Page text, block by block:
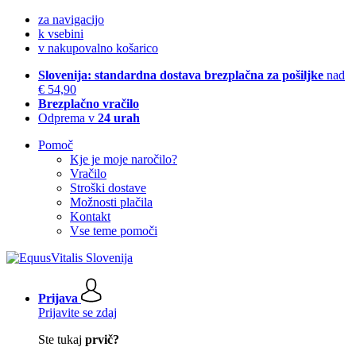
za navigacijo
k vsebini
v nakupovalno košarico
Slovenija: standardna dostava brezplačna za pošiljke nad
€ 54,90
Brezplačno vračilo
Odprema v 24 urah
Pomoč
Kje je moje naročilo?
Vračilo
Stroški dostave
Možnosti plačila
Kontakt
Vse teme pomoči
Prijava
Prijavite se zdaj
Ste tukaj prvič?